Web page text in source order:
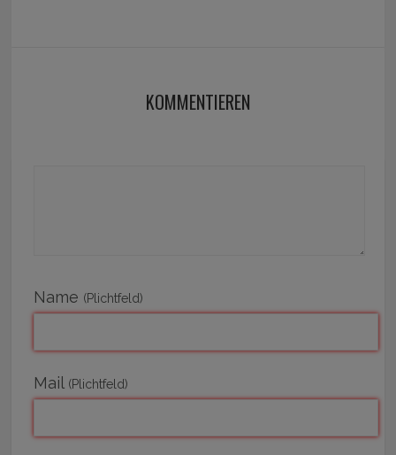
KOMMENTIEREN
Name (Plichtfeld)
Mail (Plichtfeld)